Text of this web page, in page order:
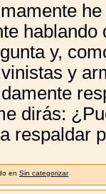
hablando
y,
y
dirás:
respaldar
en Sin categorizar